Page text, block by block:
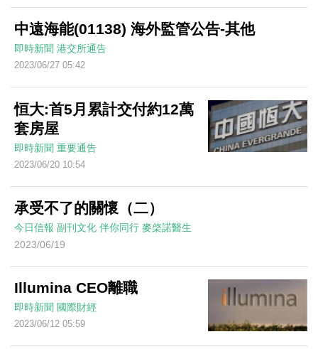
中遠海能(01138) 海外監管公告-其他
即時新聞 港交所通告
2023/06/27 05:42
恒大:首5月累計交付約12萬
套房屋
即時新聞 重要通告
2023/06/20 10:54
承受不了的關懷（二）
今日信報 副刊文化 伴你同行 麥棨諾醫生
2023/06/19
Illumina CEO離職
即時新聞 國際財經
2023/06/12 05:59